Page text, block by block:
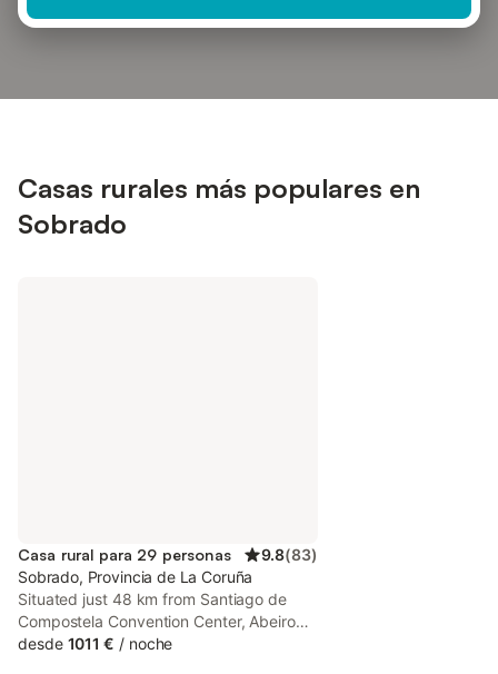
Casas rurales más populares en
Sobrado
Casa rural para 29 personas 9.8(83)
Sobrado, Provincia de La Coruña
Situated just 48 km from Santiago de
Compostela Convention Center, Abeiro
da loba provides accommodation in
desde 1011 € / noche